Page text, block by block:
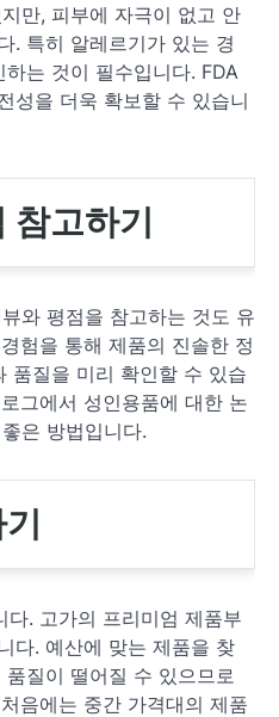
만, 피부에 자극이 없고 안
. 특히 알레르기가 있는 경
는 것이 필수입니다. FDA
성을 더욱 확보할 수 있습니
고하기
와 평점을 참고하는 것도 유
험을 통해 제품의 진솔한 정
품질을 미리 확인할 수 있습
그에서 성인용품에 대한 논
은 방법입니다.
다. 고가의 프리미엄 제품부
다. 예산에 맞는 제품을 찾
질이 떨어질 수 있으므로
음에는 중간 가격대의 제품